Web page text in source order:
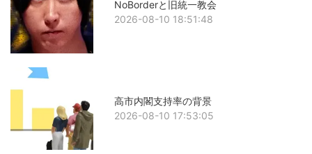
NoBorderと旧統一教会
2026-08-10 18:51:48
高市内閣支持率の背景
2026-08-10 17:53:05